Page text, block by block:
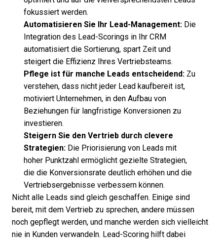
fokussiert werden.
Automatisieren Sie Ihr Lead-Management: Die
Integration des Lead-Scorings in Ihr CRM
automatisiert die Sortierung, spart Zeit und
steigert die Effizienz Ihres Vertriebsteams.
Pflege ist für manche Leads entscheidend: Zu
verstehen, dass nicht jeder Lead kaufbereit ist,
motiviert Unternehmen, in den Aufbau von
Beziehungen für langfristige Konversionen zu
investieren.
Steigern Sie den Vertrieb durch clevere
Strategien: Die Priorisierung von Leads mit
hoher Punktzahl ermöglicht gezielte Strategien,
die die Konversionsrate deutlich erhöhen und die
Vertriebsergebnisse verbessern können.
Nicht alle Leads sind gleich geschaffen. Einige sind
bereit, mit dem Vertrieb zu sprechen, andere müssen
noch gepflegt werden, und manche werden sich vielleicht
nie in Kunden verwandeln. Lead-Scoring hilft dabei